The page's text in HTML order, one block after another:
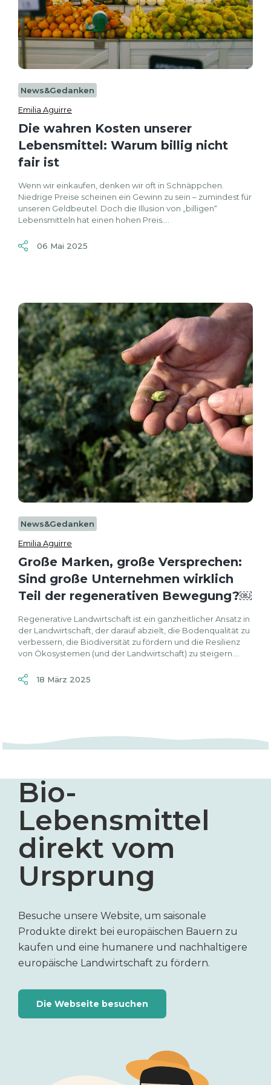
News&Gedanken
Emilia Aguirre
Die wahren Kosten unserer
Lebensmittel: Warum billig nicht
fair ist
Wenn wir einkaufen, denken wir oft in Schnäppchen.
Niedrige Preise scheinen ein Gewinn zu sein – zumindest für
unseren Geldbeutel. Doch die Illusion von „billigen“
Lebensmitteln hat einen hohen Preis....
06 Mai 2025
News&Gedanken
Emilia Aguirre
Große Marken, große Versprechen:
Sind große Unternehmen wirklich
Teil der regenerativen Bewegung?￼
Regenerative Landwirtschaft ist ein ganzheitlicher Ansatz in
der Landwirtschaft, der darauf abzielt, die Bodenqualität zu
verbessern, die Biodiversität zu fördern und die Resilienz
von Ökosystemen (und der Landwirtschaft) zu steigern....
18 März 2025
Bio-
Lebensmittel
direkt vom
Ursprung
Besuche unsere Website, um saisonale
Produkte direkt bei europäischen Bauern zu
kaufen und eine humanere und nachhaltigere
europäische Landwirtschaft zu fördern.
Die Webseite besuchen